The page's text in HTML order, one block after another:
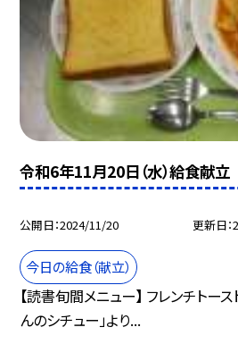
令和6年11月20日（水）給食献立
公開日 2024/11/20 更新日
今日の給食（献立）
【読書旬間メニュー】 フレンチトース
んのシチュー」より...